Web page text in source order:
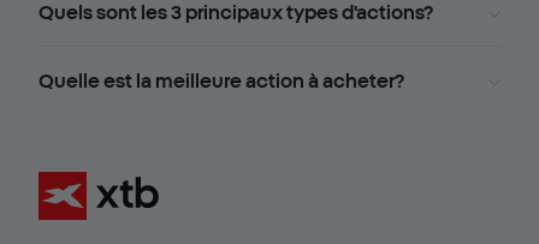
Quels sont les 3 principaux types d'actions?
Quelle est la meilleure action à acheter?